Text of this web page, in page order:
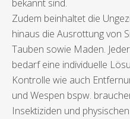
bekannt sind.
Zudem beinhaltet die
hinaus die Ausrottung von
Tauben sowie Maden.
bedarf eine individuelle
Kontrolle wie auch
und Wespen bspw.
Insektiziden und